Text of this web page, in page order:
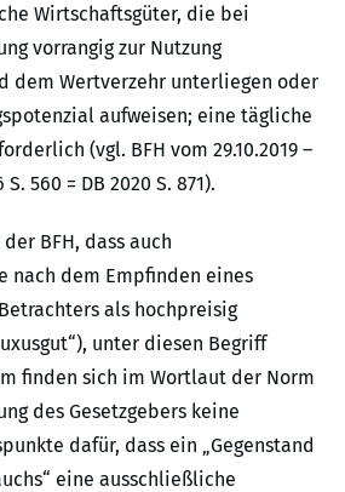
Wirtschaftsgüter, die bei
vorrangig zur Nutzung
dem Wertverzehr unterliegen oder
aufweisen; eine tägliche
(vgl. BFH vom 29.10.2019 –
560 = DB 2020 S. 871).
BFH, dass auch
nach dem Empfinden eines
als hochpreisig
unter diesen Begriff
finden sich im Wortlaut der Norm
des Gesetzgebers keine
dafür, dass ein „Gegenstand
eine ausschließliche